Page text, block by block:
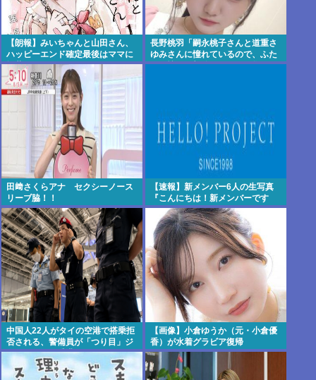
【朗報】みいちゃんと山田さん、
ハッピーエンド確定最後はママに
埋葬される・・・・・・・・・
長野桃羽「嗣永桃子さんと道重さ
ゆみさんに憧れているので、ふた
りの憧れの部分をぎゅっと集めた
田﨑さくらアナ セクシーノース
リーブ脇！！
【速報】新メンバー6人の生写真
『こんにちは！新メンバーです
☆』
中国人22人がタイの空港で搭乗拒
否される、警備員が「つり目」ジ
ェスチャー―香港メディア [8/6]
【画像】小倉ゆうか（元・小倉優
香）が水着グラビア復帰